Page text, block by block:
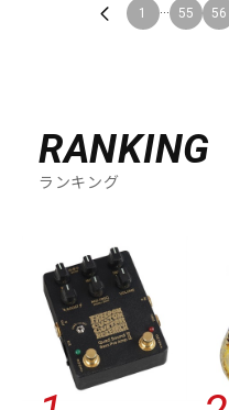
1 ... 55 56
RANKING
ランキング